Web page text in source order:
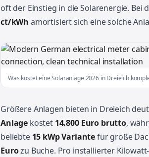
oft der Einstieg in die Solarenergie.
ct/kWh amortisiert sich eine solche
Was kostet eine Solaranlage 2026 in Dreieich
Größere Anlagen bieten in Dreieich
Anlage kostet 14.800 Euro brutto,
beliebte 15 kWp Variantefür große
Eurozu Buche. Pro installierter